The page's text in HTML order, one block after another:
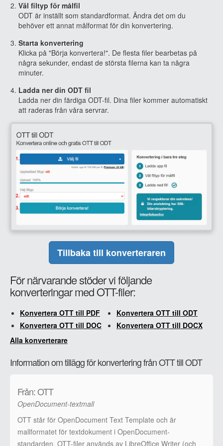
Väl filtyp för målfil
ODT är inställt som standardformat. Ändra det om du
behöver ett annat målformat för din konvertering.
Starta konvertering
Klicka på "Börja konvertera!". De flesta filer bearbetas på
några sekunder, endast de största filerna kan ta några
minuter.
Ladda ner din ODT fil
Ladda ner din färdiga ODT-fil. Dina filer kommer automatiskt
att raderas från våra servrar.
Tillbaka till konverteraren
För närvarande stöder vi följande
konverteringar med OTT-filer:
Konvertera OTT till PDF
Konvertera OTT till ODT
Konvertera OTT till DOC
Konvertera OTT till DOCX
Alla konverterare
Information om tillägg för konvertering från OTT till ODT
Från: OTT
OpenDocument-textmall
OTT står för OpenDocument Text Template och är
mallformatet för textdokument i OpenDocument-
standarden. OTT-filer används av LibreOffice Writer (och